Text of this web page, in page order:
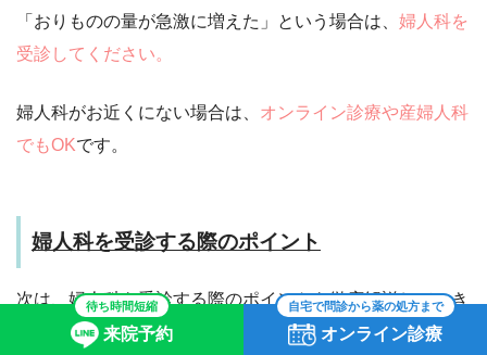
「おりものの量が急激に増えた」という場合は、 婦人科を
受診してください。
婦人科がお近くにない場合は、 オンライン診療や産婦人科
でもOKです。
婦人科を受診する際のポイント
次は、婦人科を受診する際のポイントを徹底解説していき
待ち時間短縮
来院予約
自宅で問診から薬の処方まで
オンライン診療